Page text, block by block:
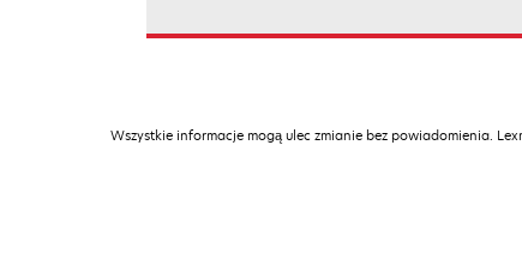
Wszystkie informacje mogą ulec zmianie bez powiadomienia.